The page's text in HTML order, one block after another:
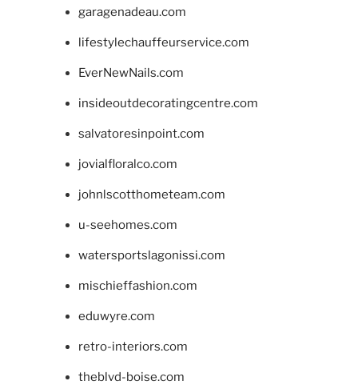
garagenadeau.com
lifestylechauffeurservice.com
EverNewNails.com
insideoutdecoratingcentre.com
salvatoresinpoint.com
jovialfloralco.com
johnlscotthometeam.com
u-seehomes.com
watersportslagonissi.com
mischieffashion.com
eduwyre.com
retro-interiors.com
theblvd-boise.com